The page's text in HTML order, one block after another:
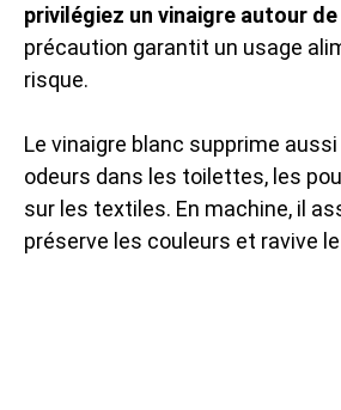
privilégiez un vinaigre autour de
précaution garantit un usage
risque.
Le vinaigre blanc supprime
odeurs dans les toilettes, les
sur les textiles. En machine, il
préserve les couleurs et ravive